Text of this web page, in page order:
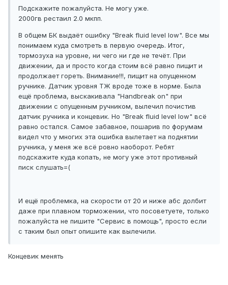
Подскажите пожалуйста. Не могу уже.
2000гв рестаил 2.0 мкпп.
В общем БК выдаёт ошибку "Break fluid level low". Все мы
понимаем куда смотреть в первую очередь. Итог,
тормозуха на уровне, ни чего ни где не течёт. При
движении, да и просто когда стоим всё равно пищит и
продолжает гореть. Внимание!!!, пищит на опущенном
ручнике. Датчик уровня ТЖ вроде тоже в норме. Была
ещё проблема, выскакивала "Handbreak on" при
движении с опущенным ручником, вылечил почистив
датчик ручника и концевик. Но "Break fluid level low" всё
равно остался. Самое забавное, пошарив по форумам
видел что у многих эта ошибка вылетает на поднятии
ручника, у меня же всё ровно наоборот. Ребят
подскажите куда копать, не могу уже этот противный
писк слушать=(
И ещё проблемка, на скорости от 20 и ниже абс долбит
даже при плавном торможении, что посоветуете, только
пожалуйста не пишите "Сервис в помощь", просто если
с таким был опыт опишите как вылечили.
Концевик менять